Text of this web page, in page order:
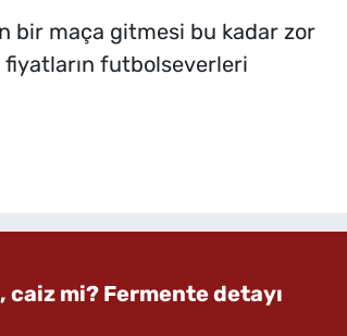
bir maça gitmesi bu kadar zor
fiyatların futbolseverleri
caiz mi? Fermente detayı